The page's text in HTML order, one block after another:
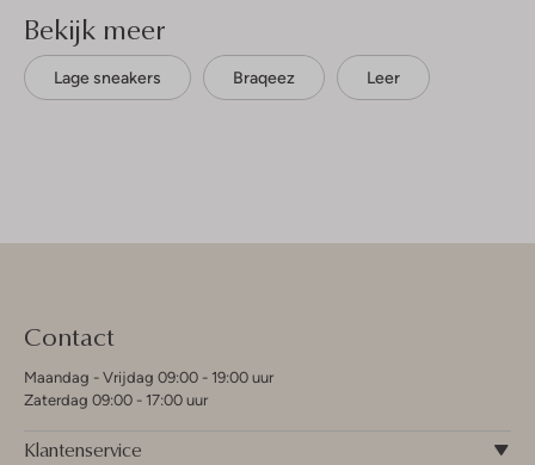
Bekijk meer
Lage sneakers Braqeez Leer
Contact
Maandag - Vrijdag 09:00 - 19:00 uur
Zaterdag 09:00 - 17:00 uur
Klantenservice